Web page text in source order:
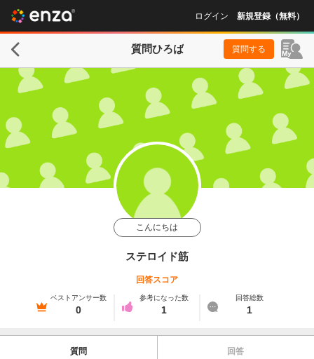
ログイン 新規登録（無料）
質問ひろば 質問する
こんにちは
ステロイド筋
回答スコア
ベストアンサー数
0
参考になった数
1
回答総数
1
質問 回答